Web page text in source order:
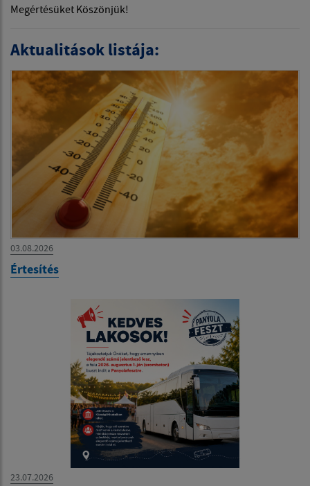
Megértésüket Köszönjük!
Aktualitások listája:
03.08.2026
Értesítés
23.07.2026